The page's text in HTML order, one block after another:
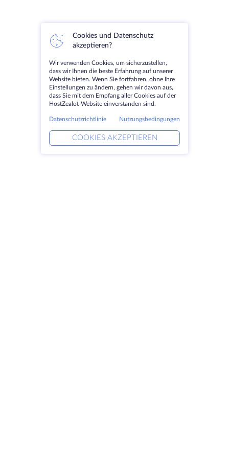
Cookies und Datenschutz
akzeptieren?
Wir verwenden Cookies, um sicherzustellen,
dass wir Ihnen die beste Erfahrung auf unserer
Website bieten. Wenn Sie fortfahren, ohne Ihre
Einstellungen zu ändern, gehen wir davon aus,
dass Sie mit dem Empfang aller Cookies auf der
HostZealot-Website einverstanden sind.
Datenschutzrichtlinie Nutzungsbedingungen
COOKIES AKZEPTIEREN